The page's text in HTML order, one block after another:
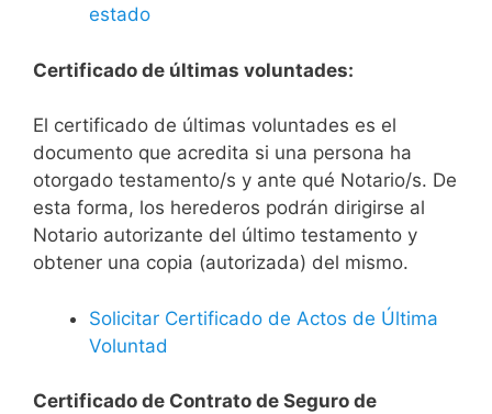
estado
Certificado de últimas voluntades:
El certificado de últimas voluntades es el
documento que acredita si una persona ha
otorgado testamento/s y ante qué Notario/s. De
esta forma, los herederos podrán dirigirse al
Notario autorizante del último testamento y
obtener una copia (autorizada) del mismo.
Solicitar Certificado de Actos de Última
Voluntad
Certificado de Contrato de Seguro de